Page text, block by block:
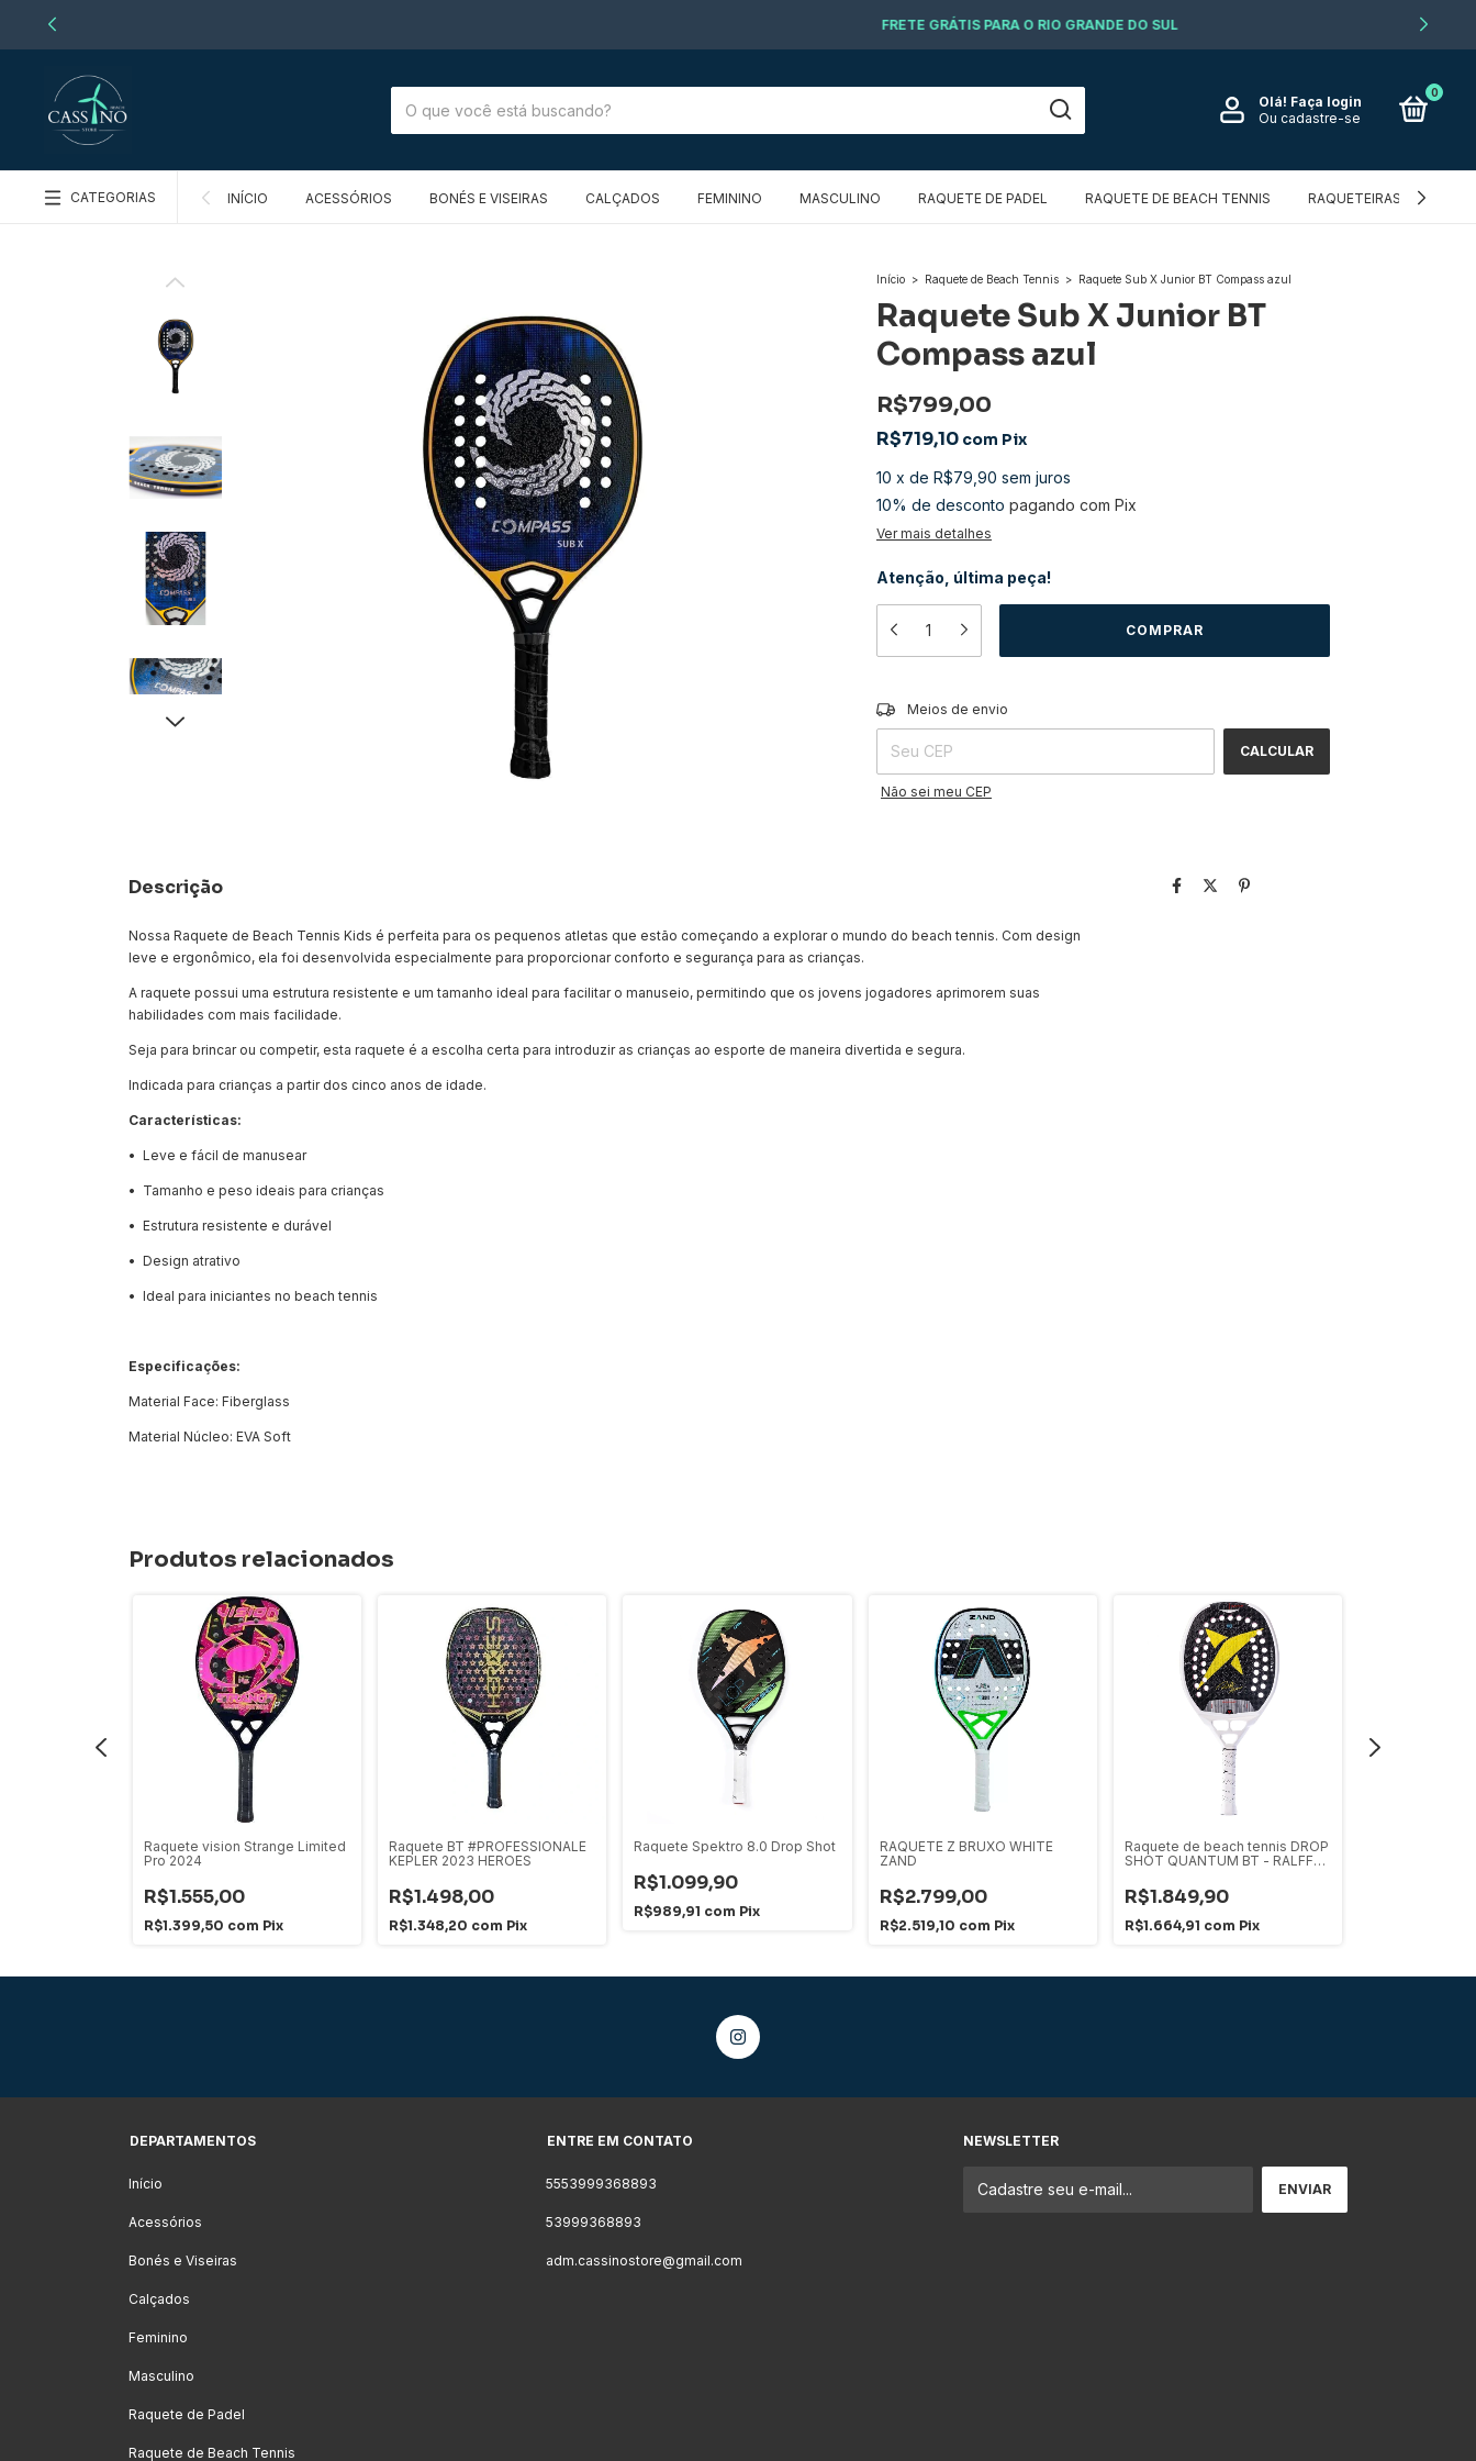
FRETE GRÁTIS PARA O RIO GRANDE DO SUL
Olá! Faça login
Ou cadastre-se
0
CATEGORIAS INÍCIO ACESSÓRIOS BONÉS E VISEIRAS CALÇADOS FEMININO MASCULINO RAQUETE DE PADEL RAQUETE DE BEACH TENNIS RAQUETEIRAS E
Início > Raquete de Beach Tennis > Raquete Sub X Junior BT Compass azul
Raquete Sub X Junior BT
Compass azul
R$799,00
R$719,10 com Pix
10 x de R$79,90 sem juros
10% de desconto pagando com Pix
Ver mais detalhes
Atenção, última peça!
Entregas para o CEP:
Meios de envio
CALCULAR
Não sei meu CEP
Descrição
Nossa Raquete de Beach Tennis Kids é perfeita para os pequenos atletas que estão começando a explorar o mundo do beach tennis. Com design
leve e ergonômico, ela foi desenvolvida especialmente para proporcionar conforto e segurança para as crianças.
A raquete possui uma estrutura resistente e um tamanho ideal para facilitar o manuseio, permitindo que os jovens jogadores aprimorem suas
habilidades com mais facilidade.
Seja para brincar ou competir, esta raquete é a escolha certa para introduzir as crianças ao esporte de maneira divertida e segura.
Indicada para crianças a partir dos cinco anos de idade.
Características:
•⁠ ⁠Leve e fácil de manusear
•⁠ ⁠⁠Tamanho e peso ideais para crianças
•⁠ ⁠⁠Estrutura resistente e durável
•⁠ ⁠⁠Design atrativo
•⁠ ⁠⁠Ideal para iniciantes no beach tennis
Especificações:
Material Face: Fiberglass
Material Núcleo: EVA Soft
Produtos relacionados
Raquete vision Strange Limited
Pro 2024
R$1.555,00
R$1.399,50 com Pix
Raquete BT #PROFESSIONALE
KEPLER 2023 HEROES
R$1.498,00
R$1.348,20 com Pix
Raquete Spektro 8.0 Drop Shot
R$1.099,90
R$989,91 com Pix
RAQUETE Z BRUXO WHITE
ZAND
R$2.799,00
R$2.519,10 com Pix
Raquete de beach tennis DROP
SHOT QUANTUM BT - RALFF
R$1.849,90
R$1.664,91 com Pix
DEPARTAMENTOS
Início
Acessórios
Bonés e Viseiras
Calçados
Feminino
Masculino
Raquete de Padel
Raquete de Beach Tennis
ENTRE EM CONTATO
5553999368893
53999368893
adm.cassinostore@gmail.com
NEWSLETTER